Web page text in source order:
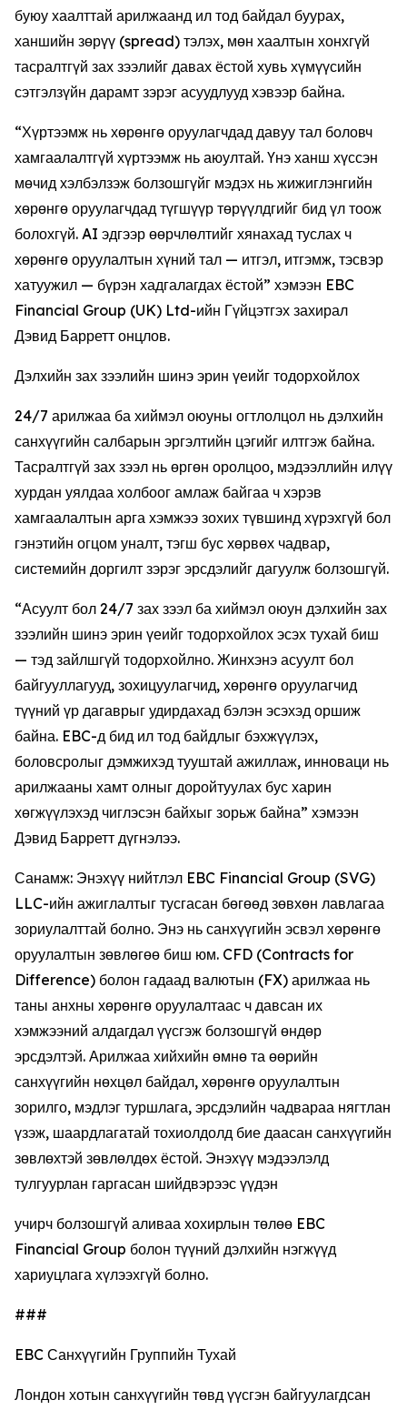
буюу хаалттай арилжаанд ил тод байдал буурах,
ханшийн зөрүү (spread) тэлэх, мөн хаалтын хонхгүй
тасралтгүй зах зээлийг давах ёстой хувь хүмүүсийн
сэтгэлзүйн дарамт зэрэг асуудлууд хэвээр байна.
“Хүртээмж нь хөрөнгө оруулагчдад давуу тал боловч
хамгаалалтгүй хүртээмж нь аюултай. Үнэ ханш хүссэн
мөчид хэлбэлзэж болзошгүйг мэдэх нь жижиглэнгийн
хөрөнгө оруулагчдад түгшүүр төрүүлдгийг бид үл тоож
болохгүй. AI эдгээр өөрчлөлтийг хянахад туслах ч
хөрөнгө оруулалтын хүний тал — итгэл, итгэмж, тэсвэр
хатуужил — бүрэн хадгалагдах ёстой” хэмээн EBC
Financial Group (UK) Ltd-ийн Гүйцэтгэх захирал
Дэвид Барретт онцлов.
Дэлхийн зах зээлийн шинэ эрин үеийг тодорхойлох
24/7 арилжаа ба хиймэл оюуны огтлолцол нь дэлхийн
санхүүгийн салбарын эргэлтийн цэгийг илтгэж байна.
Тасралтгүй зах зээл нь өргөн оролцоо, мэдээллийн илүү
хурдан уялдаа холбоог амлаж байгаа ч хэрэв
хамгаалалтын арга хэмжээ зохих түвшинд хүрэхгүй бол
гэнэтийн огцом уналт, тэгш бус хөрвөх чадвар,
системийн доргилт зэрэг эрсдэлийг дагуулж болзошгүй.
“Асуулт бол 24/7 зах зээл ба хиймэл оюун дэлхийн зах
зээлийн шинэ эрин үеийг тодорхойлох эсэх тухай биш
— тэд зайлшгүй тодорхойлно. Жинхэнэ асуулт бол
байгууллагууд, зохицуулагчид, хөрөнгө оруулагчид
түүний үр дагаврыг удирдахад бэлэн эсэхэд оршиж
байна. EBC-д бид ил тод байдлыг бэхжүүлэх,
боловсролыг дэмжихэд тууштай ажиллаж, инноваци нь
арилжааны хамт олныг доройтуулах бус харин
хөгжүүлэхэд чиглэсэн байхыг зорьж байна” хэмээн
Дэвид Барретт дүгнэлээ.
Санамж: Энэхүү нийтлэл EBC Financial Group (SVG)
LLC-ийн ажиглалтыг тусгасан бөгөөд зөвхөн лавлагаа
зориулалттай болно. Энэ нь санхүүгийн эсвэл хөрөнгө
оруулалтын зөвлөгөө биш юм. CFD (Contracts for
Difference) болон гадаад валютын (FX) арилжаа нь
таны анхны хөрөнгө оруулалтаас ч давсан их
хэмжээний алдагдал үүсгэж болзошгүй өндөр
эрсдэлтэй. Арилжаа хийхийн өмнө та өөрийн
санхүүгийн нөхцөл байдал, хөрөнгө оруулалтын
зорилго, мэдлэг туршлага, эрсдэлийн чадвараа нягтлан
үзэж, шаардлагатай тохиолдолд бие даасан санхүүгийн
зөвлөхтэй зөвлөлдөх ёстой. Энэхүү мэдээлэлд
тулгуурлан гаргасан шийдвэрээс үүдэн
учирч болзошгүй аливаа хохирлын төлөө EBC
Financial Group болон түүний дэлхийн нэгжүүд
хариуцлага хүлээхгүй болно.
###
EBC Санхүүгийн Группийн Тухай
Лондон хотын санхүүгийн төвд үүсгэн байгуулагдсан